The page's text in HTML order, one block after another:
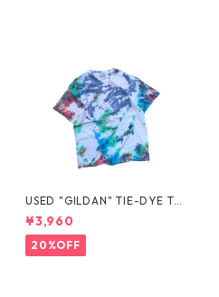
USED "GILDAN" TIE-DYE TE
E
¥3,960
20%OFF